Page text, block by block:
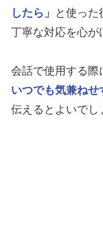
したら」
と使った
丁寧な対応を心が
会話で使用する際
いつでも気兼ねせ
伝えるとよいでし